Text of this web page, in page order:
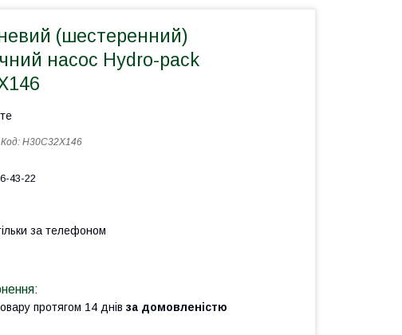
(шестеренний)
насос Hydro-pack
Код: H30C32X146
43-22
за телефоном
протягом 14 днів за домовленістю